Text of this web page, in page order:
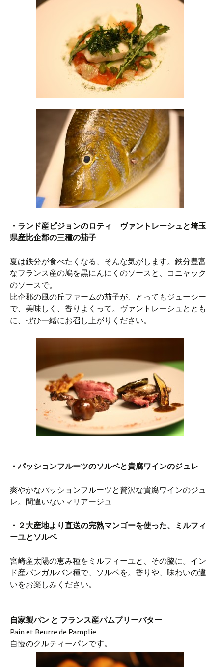
・ランド産ピジョンのロティ ヴァントレーシュと埼玉
県産比企郡の三種の茄子
夏は鉄分が食べたくなる、そんな気がします。鉄分豊富
なフランス産の鳩を黒にんにくのソースと、コニャック
のソースで。
比企郡の風の丘ファームの茄子が、とってもジューシー
で、美味しく、香りよくって。ヴァントレーシュととも
に、ぜひ一緒にお召し上がりください。
・パッションフルーツのソルベと貴腐ワインのジュレ
爽やかなパッションフルーツと贅沢な貴腐ワインのジュ
レ。間違いないマリアージュ
・２大産地より直送の完熟マンゴーを使った、ミルフィ
ーユとソルベ
宮崎産太陽の恵み種をミルフィーユと、その脇に。イン
ド産バンガルバン種で、ソルベを。香りや、味わいの違
いをお楽しみください。
自家製パン と フランス産パムプリーバター
Pain et Beurre de Pamplie.
自慢のクルティーパンです。